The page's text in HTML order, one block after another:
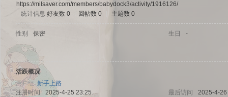
https://milsaver.com/members/babydock3/activity/1916126/
统计信息 好友数 0 回帖数 0 主题数 0
性别 保密 生日 -
活跃概况
用户组 新手上路
注册时间
2025-4-25 23:25 最后访问
2025-4-